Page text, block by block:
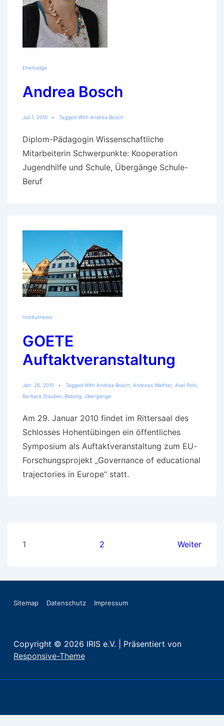
Ehemalige
Andrea Bosch
Juli 1, 2010 Tagged With Andrea Bosch
Diplom-Pädagogin Wissenschaftliche
Mitarbeiterin Schwerpunkte: Kooperation
Jugendhilfe und Schule, Übergänge Schule-
Beruf
Institutnews
GOETE
Auftaktveranstaltung
Jan. 26, 2010 Tagged With Andrea Bosch Andreas Walther, Axel Pohl,
Barbara Stauber, Bildung Übergänge
Am 29. Januar 2010 findet im Rittersaal des
Schlosses Hohentübingen ein öffentliches
Symposium als Auftaktveranstaltung zum EU-
Forschungsprojekt „Governance of educational
trajectories in Europe“ statt.
Seitennummerierung
Beiträge
1 2 Weiter
Footer-
Sitemap Datenschutz Impressum
Copyright © 2026 IRIS e.V.
| Präsentiert von
Responsive-Theme